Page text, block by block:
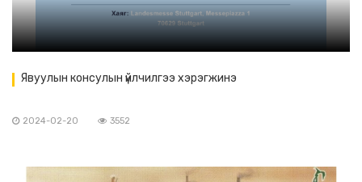
Явуулын консулын үйлчилгээ хэрэгжинэ
2024-02-20 3552